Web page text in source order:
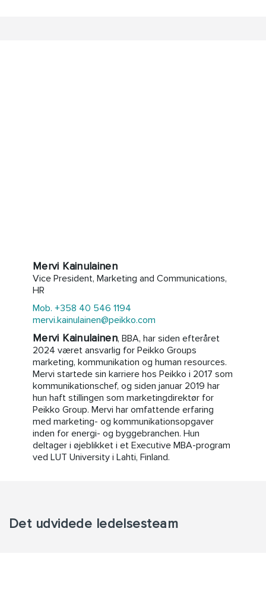
Mervi Kainulainen
Vice President, Marketing and Communications,
HR
Mob. +358 40 546 1194
mervi.kainulainen@peikko.com
Mervi Kainulainen, BBA, har siden efteråret
2024 været ansvarlig for Peikko Groups
marketing, kommunikation og human resources.
Mervi startede sin karriere hos Peikko i 2017 som
kommunikationschef, og siden januar 2019 har
hun haft stillingen som marketingdirektør for
Peikko Group. Mervi har omfattende erfaring
med marketing- og kommunikationsopgaver
inden for energi- og byggebranchen. Hun
deltager i øjeblikket i et Executive MBA-program
ved LUT University i Lahti, Finland.
Det udvidede ledelsesteam